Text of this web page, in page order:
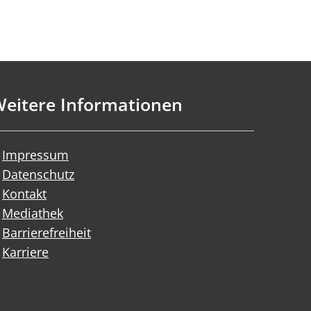
Informationen
Impressum
Datenschutz
Kontakt
Mediathek
Barrierefreiheit
Karriere